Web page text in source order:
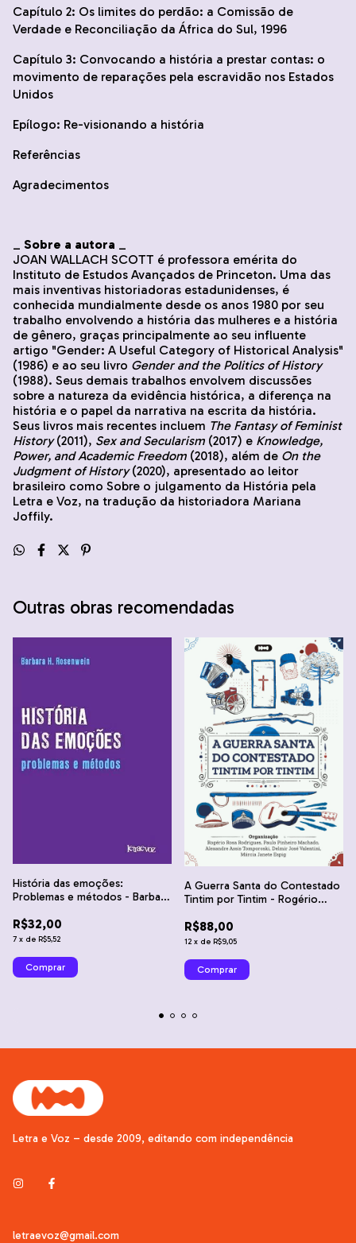
Capítulo 2: Os limites do perdão: a Comissão de
Verdade e Reconciliação da África do Sul, 1996
Capítulo 3: Convocando a história a prestar contas: o
movimento de reparações pela escravidão nos Estados
Unidos
Epílogo: Re-visionando a história
Referências
Agradecimentos
_ Sobre a autora _
JOAN WALLACH SCOTT é professora emérita do
Instituto de Estudos Avançados de Princeton. Uma das
mais inventivas historiadoras estadunidenses, é
conhecida mundialmente desde os anos 1980 por seu
trabalho envolvendo a história das mulheres e a história
de gênero, graças principalmente ao seu influente
artigo "Gender: A Useful Category of Historical Analysis"
(1986) e ao seu livro Gender and the Politics of History
(1988). Seus demais trabalhos envolvem discussões
sobre a natureza da evidência histórica, a diferença na
história e o papel da narrativa na escrita da história.
Seus livros mais recentes incluem The Fantasy of Feminist
History(2011), Sex and Secularism (2017) e Knowledge,
Power, and Academic Freedom (2018), além de On the
Judgment of History(2020), apresentado ao leitor
brasileiro como Sobre o julgamento da História pela
Letra e Voz, na tradução da historiadora Mariana
Joffily.
Outras obras recomendadas
História das emoções:
Problemas e métodos - Barbara
R$32,00
7 x de R$5,52
A Guerra Santa do Contestado
Tintim por Tintim - Rogério
Machado et al
R$88,00
12 x de R$9,05
Letra e Voz – desde 2009, editando com independência
letraevoz@gmail.com